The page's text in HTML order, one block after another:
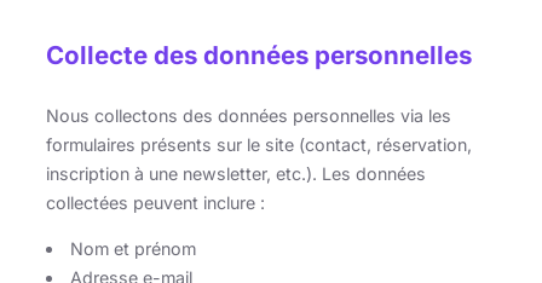
Collecte des données personnelles
Nous collectons des données personnelles via les
formulaires présents sur le site (contact, réservation,
inscription à une newsletter, etc.). Les données
collectées peuvent inclure :
Nom et prénom
Adresse e-mail